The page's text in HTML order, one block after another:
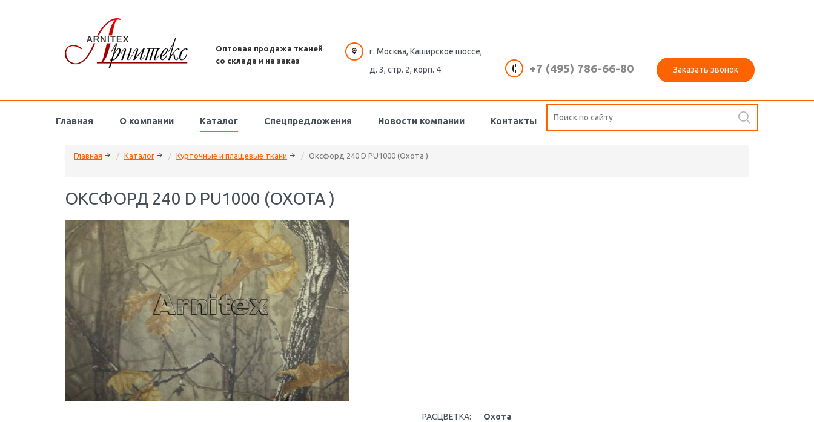
г. Москва, Каширское шоссе,
д. 3, стр. 2, корп. 4
+7 (495) 786-66-80 Заказать звонок
Оптовая продажа тканей
со склада и на заказ
Главная О компании Каталог Спецпредложения Новости компании Контакты
Главная Каталог Курточные и плащевые ткани Оксфорд 240 D PU1000 (Охота )
ОКСФОРД 240 D PU1000 (ОХОТА )
РАСЦВЕТКА: Охота